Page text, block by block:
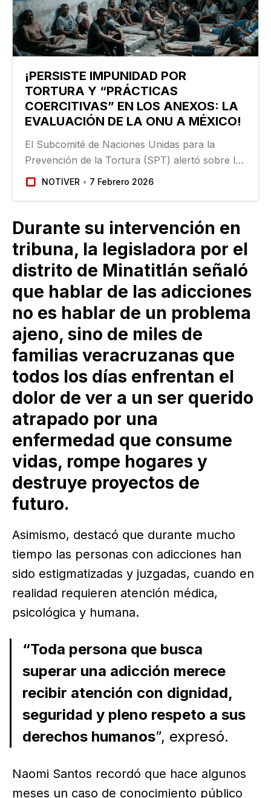
¡PERSISTE IMPUNIDAD POR
TORTURA Y “PRÁCTICAS
COERCITIVAS” EN LOS ANEXOS: LA
EVALUACIÓN DE LA ONU A MÉXICO!
El Subcomité de Naciones Unidas para la
Prevención de la Tortura (SPT) alertó sobre la
impunidad persistente en casos de tortura en
situación…
NOTIVER 7 Febrero 2026
Durante su intervención en
tribuna, la legisladora por el
distrito de Minatitlán señaló
que hablar de las adicciones
no es hablar de un problema
ajeno, sino de miles de
familias veracruzanas que
todos los días enfrentan el
dolor de ver a un ser querido
atrapado por una
enfermedad que consume
vidas, rompe hogares y
destruye proyectos de
futuro.
Asimismo, destacó que durante mucho
tiempo las personas con adicciones han
sido estigmatizadas y juzgadas, cuando en
realidad requieren atención médica,
psicológica y humana.
“Toda persona que busca
superar una adicción merece
recibir atención con dignidad,
seguridad y pleno respeto a sus
derechos humanos”, expresó.
Naomi Santos recordó que hace algunos
meses un caso de conocimiento público